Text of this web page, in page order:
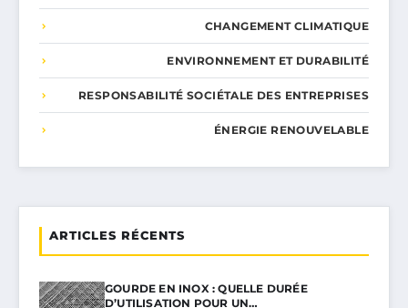
CHANGEMENT CLIMATIQUE
ENVIRONNEMENT ET DURABILITÉ
RESPONSABILITÉ SOCIÉTALE DES ENTREPRISES
ÉNERGIE RENOUVELABLE
ARTICLES RÉCENTS
GOURDE EN INOX : QUELLE DURÉE
D’UTILISATION POUR UN…